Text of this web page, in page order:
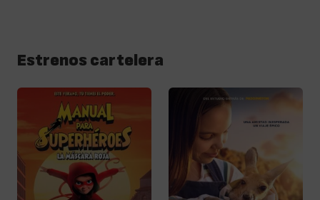
Estrenos cartelera